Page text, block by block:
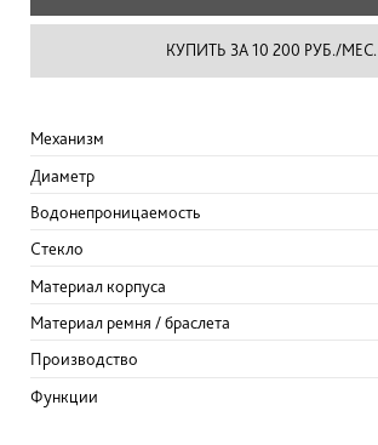
КУПИТЬ ЗА 10 200 РУБ./МЕС.
Механизм
Диаметр
Водонепроницаемость
Стекло
Материал корпуса
Материал ремня / браслета
Производство
Функции